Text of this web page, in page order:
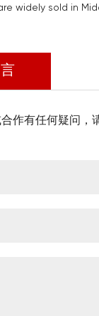
widely sold in
作有任何疑问，